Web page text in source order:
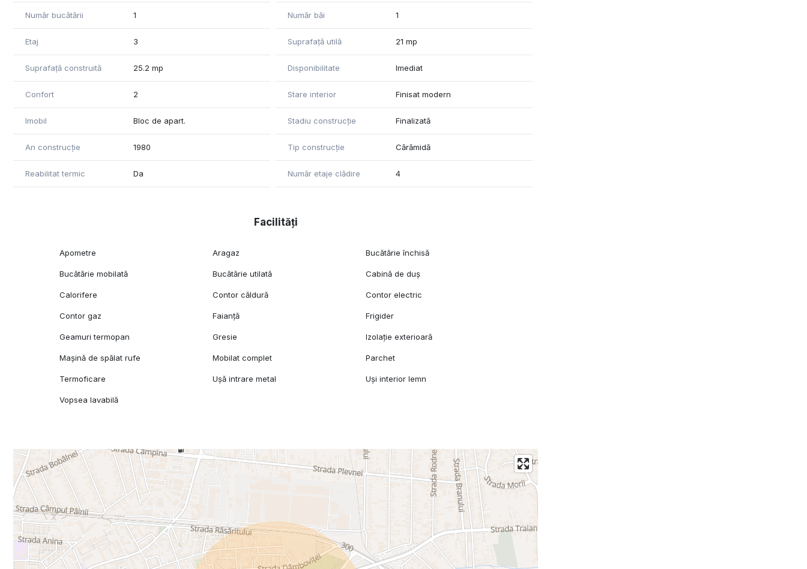
Număr bucătării 1 Număr băi 1
Etaj 3 Suprafață utilă 21 mp
Suprafață construită 25.2 mp Disponibilitate Imediat
Confort 2 Stare interior Finisat modern
Imobil Bloc de apart. Stadiu construcție Finalizată
An construcție 1980 Tip construcție Cărămidă
Reabilitat termic Da Număr etaje clădire 4
Facilități
Apometre Aragaz Bucătărie închisă
Bucătărie mobilată Bucătărie utilată Cabină de duș
Calorifere Contor căldură Contor electric
Contor gaz Faianță Frigider
Geamuri termopan Gresie Izolație exterioară
Mașină de spălat rufe Mobilat complet Parchet
Termoficare Ușă intrare metal Uși interior lemn
Vopsea lavabilă